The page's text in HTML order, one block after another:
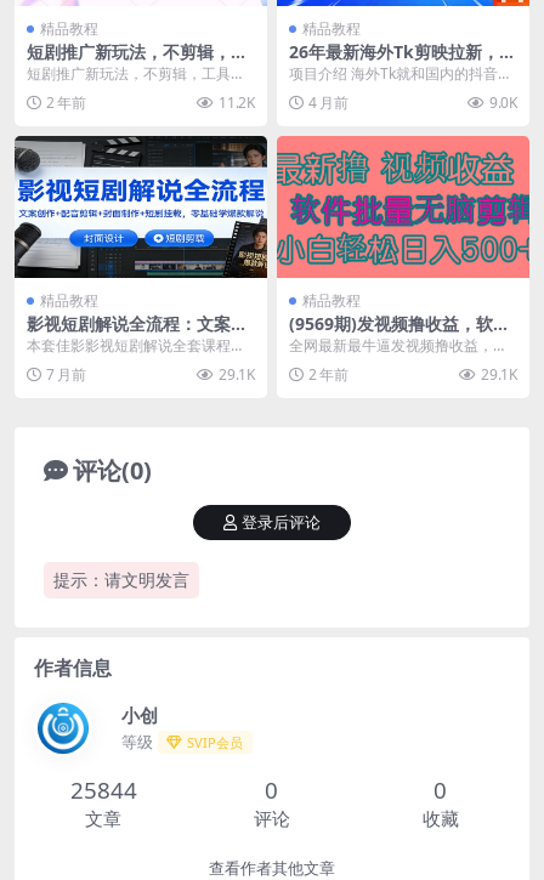
精品教程
短剧推广新玩法，不剪辑，工
具助力一键过原创，日入1000
+【揭秘】
短剧推广新玩法，不剪辑，工具助
力一键过原创，日入1000+【揭
秘】 项目介绍： ...
2 年前 11.2K
精品教程
26年最新海外Tk剪映拉新，蓝
海项目，会手机剪辑就可以
做，月入20000＋
项目介绍 海外Tk就和国内的抖音差
不多，海外Tk管理风控什么都没有
那么高跟几年前...
4 月前 9.0K
精品教程
影视短剧解说全流程：文案创
作+配音剪辑+封面制作+短剧
挂载，零基础学爆款解说
本套佳影影视短剧解说全套课程，
涵盖影视解说 + 短剧解说全品类创
作干货，零基础也...
7 月前 29.1K
精品教程
(9569期)发视频撸收益，软件
无脑批量剪辑，第一天发第二
天就有钱
全网最新最牛逼发视频撸收益，软
件无脑批量剪辑，不服来辩，第一
天发第二天就有钱
2 年前 29.1K
评论(0)
提示：请文明发言
登录后评论
作者信息
小创
等级 SVIP会员
25844
文章
0
评论
0
收藏
查看作者其他文章